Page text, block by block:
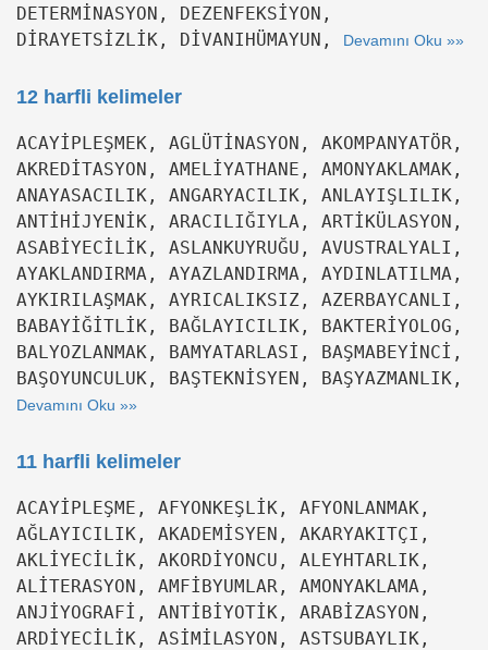
DETERMİNASYON, DEZENFEKSİYON,
DİRAYETSİZLİK, DİVANIHÜMAYUN,
Devamını Oku »»
12 harfli kelimeler
ACAYİPLEŞMEK, AGLÜTİNASYON, AKOMPANYATÖR,
AKREDİTASYON, AMELİYATHANE, AMONYAKLAMAK,
ANAYASACILIK, ANGARYACILIK, ANLAYIŞLILIK,
ANTİHİJYENİK, ARACILIĞIYLA, ARTİKÜLASYON,
ASABİYECİLİK, ASLANKUYRUĞU, AVUSTRALYALI,
AYAKLANDIRMA, AYAZLANDIRMA, AYDINLATILMA,
AYKIRILAŞMAK, AYRICALIKSIZ, AZERBAYCANLI,
BABAYİĞİTLİK, BAĞLAYICILIK, BAKTERİYOLOG,
BALYOZLANMAK, BAMYATARLASI, BAŞMABEYİNCİ,
BAŞOYUNCULUK, BAŞTEKNİSYEN, BAŞYAZMANLIK,
Devamını Oku »»
11 harfli kelimeler
ACAYİPLEŞME, AFYONKEŞLİK, AFYONLANMAK,
AĞLAYICILIK, AKADEMİSYEN, AKARYAKITÇI,
AKLİYECİLİK, AKORDİYONCU, ALEYHTARLIK,
ALİTERASYON, AMFİBYUMLAR, AMONYAKLAMA,
ANJİYOGRAFİ, ANTİBİYOTİK, ARABİZASYON,
ARDİYECİLİK, ASİMİLASYON, ASTSUBAYLIK,